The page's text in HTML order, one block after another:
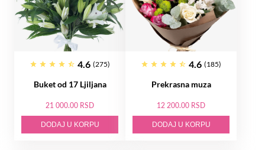
4.6 (275)
Buket od 17 Ljiljana
21 000.00 RSD
DODAJ U KORPU
4.6 (185)
Prekrasna muza
12 200.00 RSD
DODAJ U KORPU